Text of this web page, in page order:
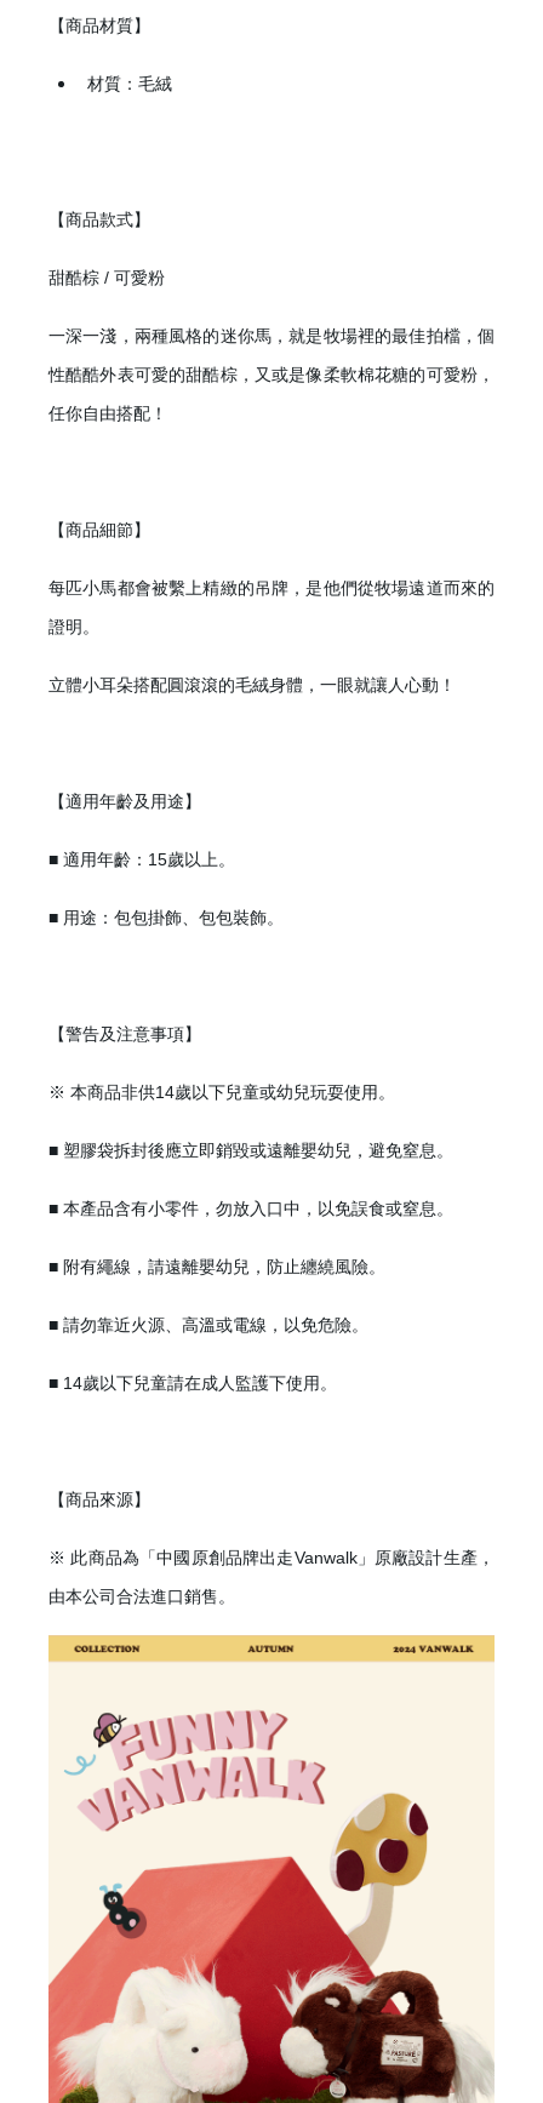
【商品材質】
材質：毛絨
【商品款式】
甜酷棕 / 可愛粉
一深一淺，兩種風格的迷你馬，就是牧場裡的最佳拍檔，個
性酷酷外表可愛的甜酷棕，又或是像柔軟棉花糖的可愛粉，
任你自由搭配！
【商品細節】
每匹小馬都會被繫上精緻的吊牌，是他們從牧場遠道而來的
證明。
立體小耳朵搭配圓滾滾的毛絨身體，一眼就讓人心動！
【適用年齡及用途】
■ 適用年齡：15歲以上。
■ 用途：包包掛飾、包包裝飾。
【警告及注意事項】
※ 本商品非供14歲以下兒童或幼兒玩耍使用。
■ 塑膠袋拆封後應立即銷毀或遠離嬰幼兒，避免窒息。
■ 本產品含有小零件，勿放入口中，以免誤食或窒息。
■ 附有繩線，請遠離嬰幼兒，防止纏繞風險。
■ 請勿靠近火源、高溫或電線，以免危險。
■ 14歲以下兒童請在成人監護下使用。
【商品來源】
※ 此商品為「中國原創品牌出走Vanwalk」原廠設計生產，
由本公司合法進口銷售。